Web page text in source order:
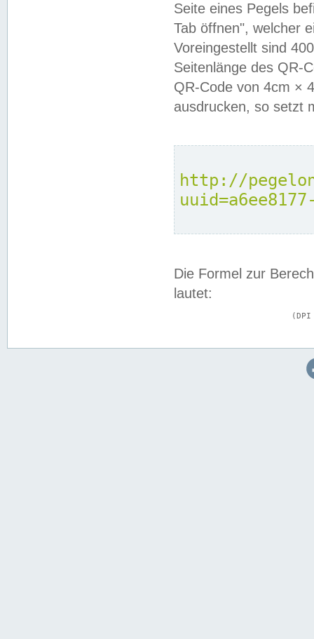
Seite eines Pegels
Tab öffnen", welcher
Voreingestellt sind
Seitenlänge des QR-
QR-Code von 4cm ×
ausdrucken, so setzt
http://
Die Formel zur
lautet: